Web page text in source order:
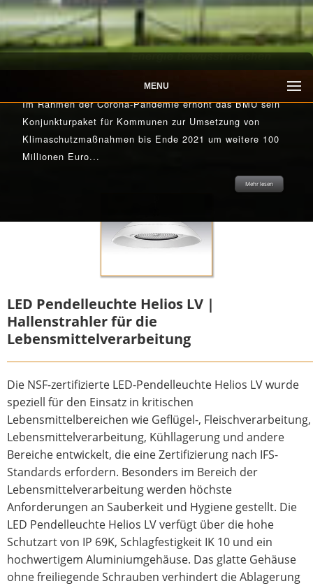
MENU
SPORTSTÄTTENBELEUCHTUNG
Im Rahmen der Corona-Pandemie erhöht das BMU sein
Konjunkturpaket für Kommunen zur Umsetzung von
Klimaschutzmaßnahmen bis Ende 2021 um weitere 100
Millionen Euro...
Mehr lesen
Mehr lesen
Mehr lesen
Mehr lesen
Mehr lesen
LED Pendelleuchte Helios LV |
Hallenstrahler für die
Lebensmittelverarbeitung
Die NSF-zertifizierte LED-Pendelleuchte Helios LV wurde
speziell für den Einsatz in kritischen
Lebensmittelbereichen wie Geflügel-, Fleischverarbeitung,
Lebensmittelverarbeitung, Kühllagerung und andere
Bereiche entwickelt, die eine Zertifizierung nach IFS-
Standards erfordern. Besonders im Bereich der
Lebensmittelverarbeitung werden höchste
Anforderungen an Sauberkeit und Hygiene gestellt. Die
LED Pendelleuchte Helios LV verfügt über die hohe
Schutzart von IP 69K, Schlagfestigkeit IK 10 und ein
hochwertigem Aluminiumgehäuse. Das glatte Gehäuse
ohne freiliegende Schrauben verhindert die Ablagerung